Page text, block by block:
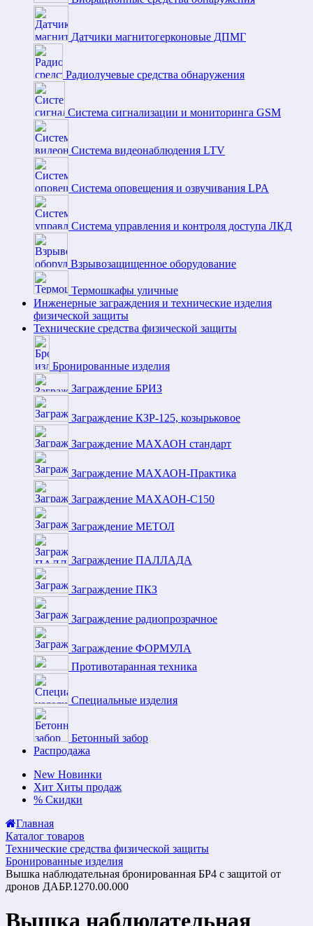
Датчики магнитогерконовые ДПМГ
Радиолучевые средства обнаружения
Система сигнализации и мониторинга GSM
Система видеонаблюдения LTV
Система оповещения и озвучивания LPA
Система управления и контроля доступа ЛКД
Взрывозащищенное оборудование
Термошкафы уличные
Инженерные заграждения и технические изделия
физической защиты
Технические средства физической защиты
Бронированные изделия
Заграждение БРИЗ
Заграждение КЗР-125, козырьковое
Заграждение МАХАОН стандарт
Заграждение МАХАОН-Практика
Заграждение МАХАОН-С150
Заграждение МЕТОЛ
Заграждение ПАЛЛАДА
Заграждение ПКЗ
Заграждение радиопрозрачное
Заграждение ФОРМУЛА
Противотаранная техника
Специальные изделия
Бетонный забор
Распродажа
New Новинки
Хит Хиты продаж
% Скидки
Главная
Каталог товаров
Технические средства физической защиты
Бронированные изделия
Вышка наблюдательная бронированная БР4 с защитой от
дронов ДАБР.1270.00.000
Вышка наблюдательная